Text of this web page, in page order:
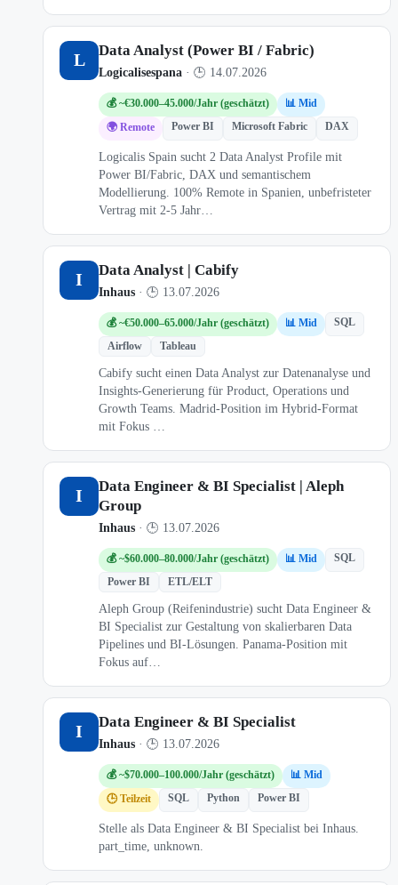
L Data Analyst (Power BI / Fabric)
Logicalisespana · 🕒 14.07.2026
💰 ~€30.000–45.000/Jahr (geschätzt)
📊 Mid
🌍 Remote
Power BI Microsoft Fabric DAX
Logicalis Spain sucht 2 Data Analyst Profile mit
Power BI/Fabric, DAX und semantischem
Modellierung. 100% Remote in Spanien, unbefristeter
Vertrag mit 2-5 Jahr…
I Data Analyst | Cabify
Inhaus · 🕒 13.07.2026
💰 ~€50.000–65.000/Jahr (geschätzt) 📊 Mid
SQL
Airflow
Tableau
Cabify sucht einen Data Analyst zur Datenanalyse und
Insights-Generierung für Product, Operations und
Growth Teams. Madrid-Position im Hybrid-Format
mit Fokus …
I
Data Engineer & BI Specialist | Aleph
Group
Inhaus · 🕒 13.07.2026
💰 ~$60.000–80.000/Jahr (geschätzt) 📊 Mid
SQL
Power BI
ETL/ELT
Aleph Group (Reifenindustrie) sucht Data Engineer &
BI Specialist zur Gestaltung von skalierbaren Data
Pipelines und BI-Lösungen. Panama-Position mit
Fokus auf…
I Data Engineer & BI Specialist
Inhaus · 🕒 13.07.2026
💰 ~$70.000–100.000/Jahr (geschätzt)
📊 Mid
🕒 Teilzeit
SQL Python Power BI
Stelle als Data Engineer & BI Specialist bei Inhaus.
part_time, unknown.